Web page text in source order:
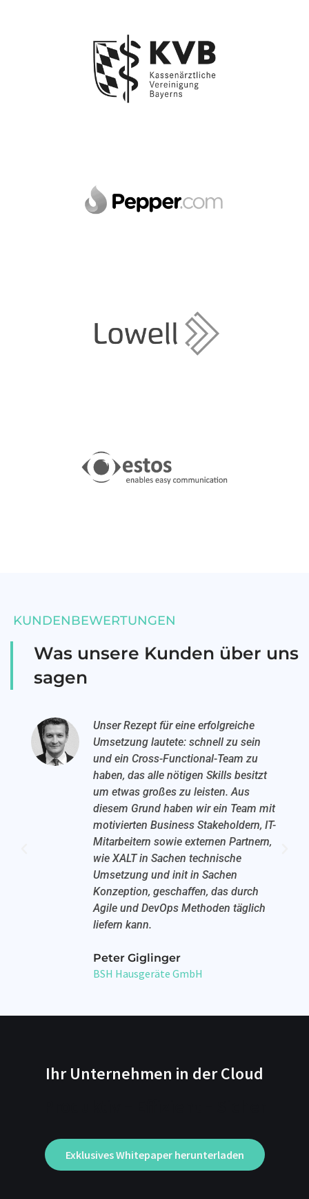
KUNDENBEWERTUNGEN
Was unsere Kunden über uns
sagen
Unser Rezept für eine erfolgreiche
Umsetzung lautete: schnell zu sein
und ein Cross-Functional-Team zu
haben, das alle nötigen Skills besitzt
um etwas großes zu leisten. Aus
diesem Grund haben wir ein Team mit
motivierten Business Stakeholdern, IT-
Mitarbeitern sowie externen Partnern,
wie XALT in Sachen technische
Umsetzung und init in Sachen
Konzeption, geschaffen, das durch
Agile und DevOps Methoden täglich
liefern kann.
Peter Giglinger
BSH Hausgeräte GmbH
Ihr Unternehmen in der Cloud
Exklusives Whitepaper herunterladen